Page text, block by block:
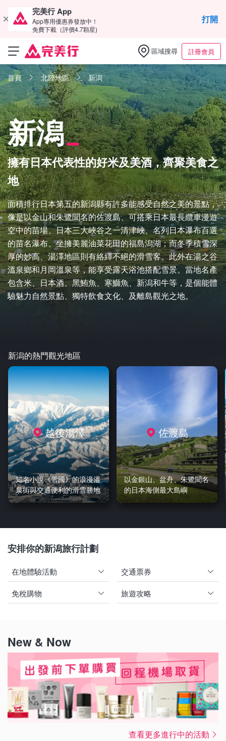
完美行 App
App專用優惠券發放中！
免費下載（評價4.7顆星)
打開
區域搜尋 註冊會員
首頁 北陸地區 新潟
新潟
擁有日本代表性的好米及美酒，齊聚美食之
地
面積排行日本第五的新潟縣有許多能感受自然之美的景點，
像是以金山和朱鷺聞名的佐渡島、可搭乘日本最長纜車漫遊
空中的苗場、日本三大峽谷之一清津峽、名列日本瀑布百選
的苗名瀑布、坐擁美麗油菜花田的福島潟湖；而冬季積雪深
厚的妙高、湯澤地區則有絡繹不絕的滑雪客。此外在湯之谷
溫泉鄉和月岡溫泉等，能享受露天浴池搭配雪景。當地名產
包含米、日本酒、黑鮪魚、寒鰤魚、新潟和牛等，是個能體
驗魅力自然景點、獨特飲食文化、及離島觀光之地。
新潟的熱門觀光地區
越後湯澤
知名小說《雪國》的浪漫溫
泉街與交通便利的滑雪勝地
佐渡島
以金銀山、盆舟、朱鷺聞名
的日本海側最大島嶼
安排你的新潟旅行計劃
在地體驗活動 交通票券
免稅購物 旅遊攻略
New & Now
查看更多進行中的活動